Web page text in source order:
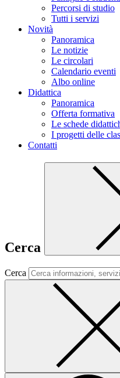
Percorsi di studio
Tutti i servizi
Novità
Panoramica
Le notizie
Le circolari
Calendario eventi
Albo online
Didattica
Panoramica
Offerta formativa
Le schede
I progetti delle
Contatti
Cerca
Cerca